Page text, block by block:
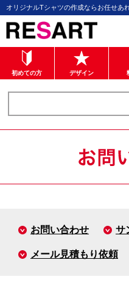
オリジナルTシャツの作成ならお任せあ
初めての方 デザイン
お問い合わせ サ
メール見積もり依頼